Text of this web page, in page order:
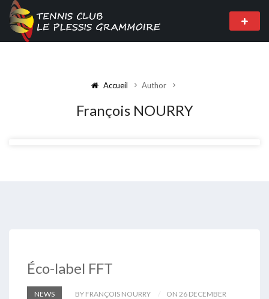
Accueil Author
François NOURRY
Éco-label FFT
NEWS BY FRANÇOIS NOURRY
ON 26 DECEMBER